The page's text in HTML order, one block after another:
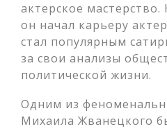
актерское
он начал карьеру
стал популярным
за свои анализы
политической жизни.
Одним из
Михаила Жванецкого